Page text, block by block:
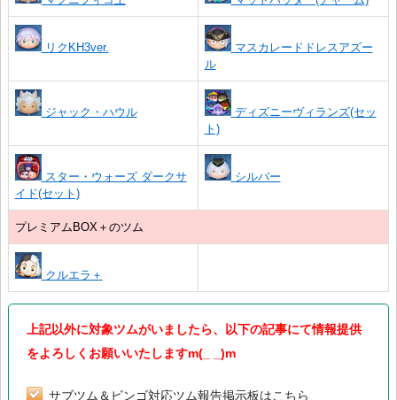
リクKH3ver.
マスカレードドレスアズー
ル
ジャック・ハウル
ディズニーヴィランズ(セッ
ト)
スター・ウォーズ ダークサ
イド(セット)
シルバー
プレミアムBOX＋のツム
クルエラ＋
上記以外に対象ツムがいましたら、以下の記事にて情報提供
をよろしくお願いいたしますm(_ _)m
サブツム＆ビンゴ対応ツム報告掲示板はこちら